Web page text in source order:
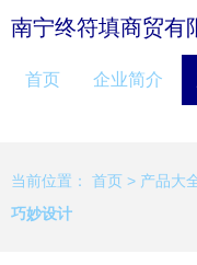
南宁终符填商贸有
首页 企业简介
当前位置： 首页 > 产品大
巧妙设计